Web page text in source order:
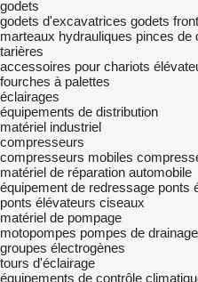
godets
godets d'excavatrices godets
marteaux hydrauliques pinces de
tarières
accessoires pour chariots
fourches à palettes
éclairages
équipements de distribution
matériel industriel
compresseurs
compresseurs mobiles
matériel de réparation automobile
équipement de redressage ponts
ponts élévateurs ciseaux
matériel de pompage
motopompes pompes de drainage
groupes électrogènes
tours d'éclairage
équipements de contrôle